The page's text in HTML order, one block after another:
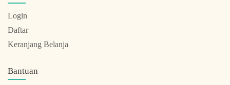
Login
Daftar
Keranjang Belanja
Bantuan